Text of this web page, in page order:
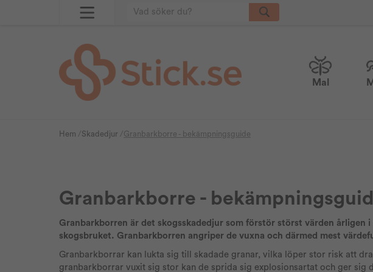
Mal
Hem /Skadedjur /Granbarkborre - bekämpningsguide
Granbarkborre -
Granbarkborren är det skogsskadedjur som förstör störst värden årligen
skogsbruket. Granbarkborren angriper de vuxna och därmed mest
Granbarkborrar kan lukta sig till skadade granar, vilka löper stor risk att
granbarkborrar vuxit sig stor kan de sprida sig explosionsartat och ger sig